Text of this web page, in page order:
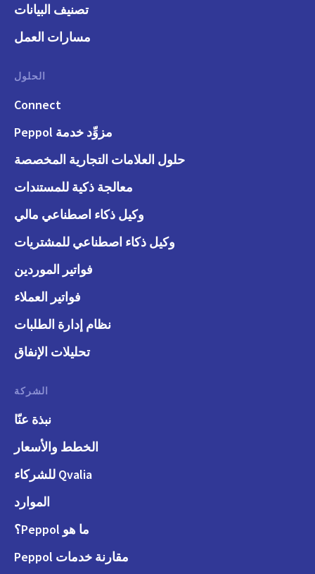
تصنيف البيانات
مسارات العمل
الحلول
Connect
مزوِّد خدمة Peppol
حلول العلامات التجارية المخصصة
معالجة ذكية للمستندات
وكيل ذكاء اصطناعي مالي
وكيل ذكاء اصطناعي للمشتريات
فواتير الموردين
فواتير العملاء
نظام إدارة الطلبات
تحليلات الإنفاق
الشركة
نبذة عنّا
الخطط والأسعار
Qvalia للشركاء
الموارد
ما هو Peppol؟
مقارنة خدمات Peppol